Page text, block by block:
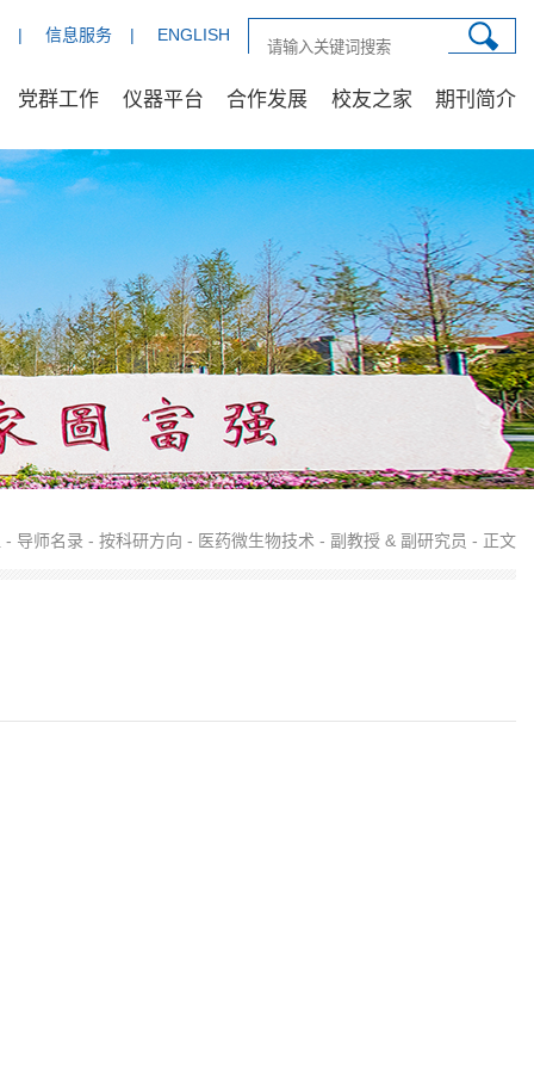
| 信息服务 | ENGLISH
党群工作 仪器平台 合作发展 校友之家 期刊简介
- 导师名录 - 按科研方向 - 医药微生物技术 - 副教授 & 副研究员 - 正文